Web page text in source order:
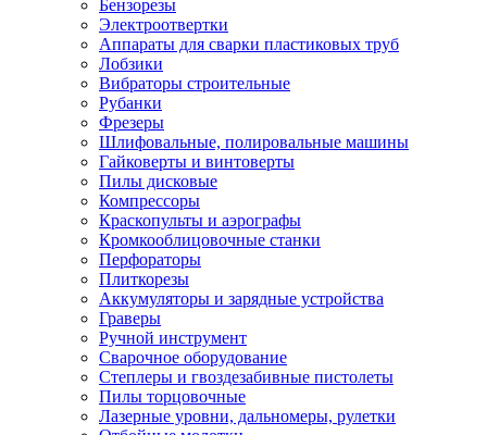
Бензорезы
Электроотвертки
Аппараты для сварки пластиковых труб
Лобзики
Вибраторы строительные
Рубанки
Фрезеры
Шлифовальные, полировальные машины
Гайковерты и винтоверты
Пилы дисковые
Компрессоры
Краскопульты и аэрографы
Кромкооблицовочные станки
Перфораторы
Плиткорезы
Аккумуляторы и зарядные устройства
Граверы
Ручной инструмент
Сварочное оборудование
Степлеры и гвоздезабивные пистолеты
Пилы торцовочные
Лазерные уровни, дальномеры, рулетки